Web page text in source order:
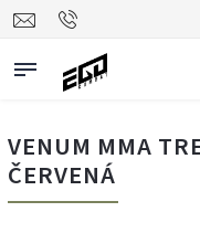
VENUM MMA
ČERVENÁ